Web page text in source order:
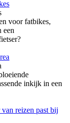
voor fatbikes,
een
inkijk in een